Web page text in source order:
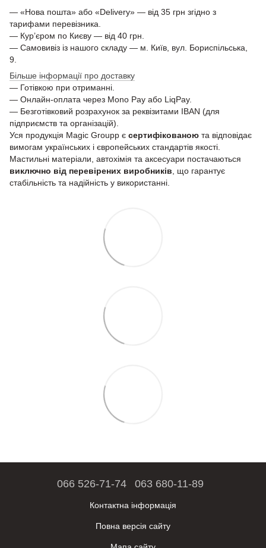
— «Нова пошта» або «Delivery» — від 35 грн згідно з
тарифами перевізника.
— Кур’єром по Києву — від 40 грн.
— Самовивіз із нашого складу — м. Київ, вул. Бориспільська,
9.
Більше інформації про доставку
— Готівкою при отриманні.
— Онлайн-оплата через Mono Pay або LiqPay.
— Безготівковий розрахунок за реквізитами IBAN (для
підприємств та організацій).
Уся продукція Magic Groupp є сертифікованою та відповідає
вимогам українських і європейських стандартів якості.
Мастильні матеріали, автохімія та аксесуари постачаються
виключно від перевірених виробників , що гарантує
стабільність та надійність у використанні.
066 526-71-74 063 680-11-89
Контактна інформація
Повна версія сайту